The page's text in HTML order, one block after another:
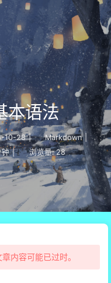
本语法
10-28 | Markdown
钟 | 浏览量: 28
内容可能已过时。